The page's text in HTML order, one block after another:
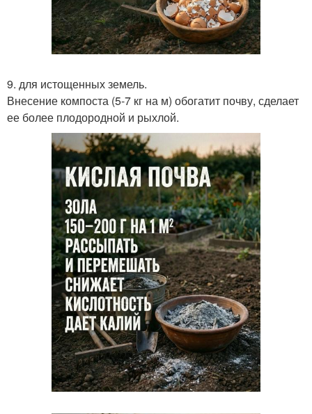
9. для истощенных земель.
Внесение компоста (5-7 кг на м) обогатит почву, сделает
ее более плодородной и рыхлой.